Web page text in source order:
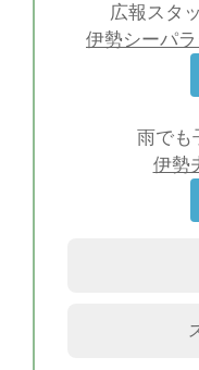
広報スタ
伊勢シーパ
雨でも
伊勢